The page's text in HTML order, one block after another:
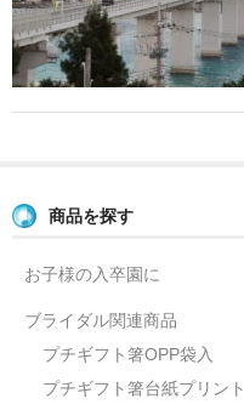
ご利用ガイド
よくあるご質問
商品を探す
お子様の入卒園に
ブライダル関連商品
プチギフト箸OPP袋入
プチギフト箸台紙プリント